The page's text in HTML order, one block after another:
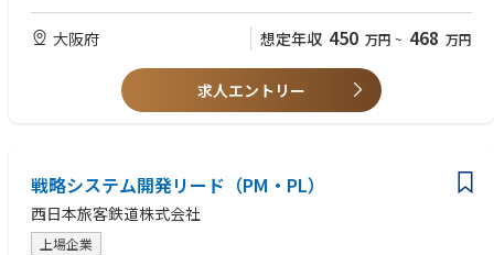
して活躍
（6年～）システム企画の推進やチームリーダになっていただき、課題解
決・メンバー育成などチームのまとめ役として活躍。能力次第で管理職も
目指していただけます。
【歓迎】
・情報システム部門の経験者
・コーディング経験
・メーカーもしくは商社での販売業務（受注・出荷・納期調整）経験
・基幹システム業務設計、業務プロセス改善経験
・基本情報技術者
大阪府 想定年収 450 万円 ~ 468 万円
求人エントリー
戦略システム開発リード（PM・PL）
西日本旅客鉄道株式会社
上場企業